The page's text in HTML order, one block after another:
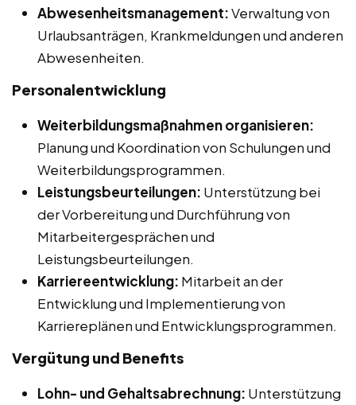
Abwesenheitsmanagement:Verwaltung von
Urlaubsanträgen, Krankmeldungen und anderen
Abwesenheiten.
Personalentwicklung
Weiterbildungsmaßnahmen organisieren:
Planung und Koordination von Schulungen und
Weiterbildungsprogrammen.
Leistungsbeurteilungen: Unterstützung bei
der Vorbereitung und Durchführung von
Mitarbeitergesprächen und
Leistungsbeurteilungen.
Karriereentwicklung: Mitarbeit an der
Entwicklung und Implementierung von
Karriereplänen und Entwicklungsprogrammen.
Vergütung und Benefits
Lohn- und Gehaltsabrechnung: Unterstützung